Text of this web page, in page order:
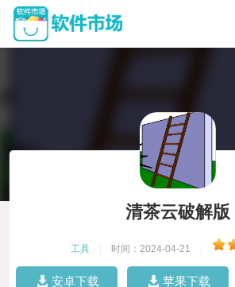
清茶云破解版
工具 时间：2024-04-21
安卓下载 苹果下载